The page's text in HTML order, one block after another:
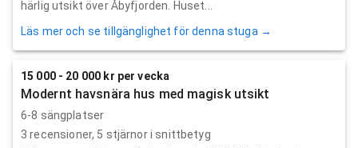
härlig utsikt över Åbyfjorden. Huset...
Läs mer och se tillgänglighet för denna stuga →
15 000 - 20 000 kr per vecka
Modernt havsnära hus med magisk utsikt
6-8 sängplatser
3 recensioner, 5 stjärnor i snittbetyg